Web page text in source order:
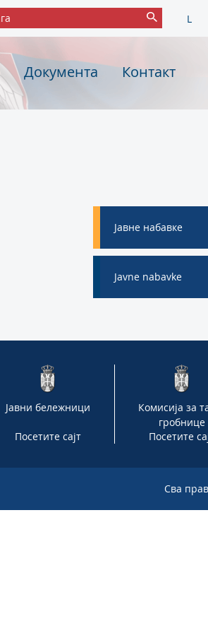
L
Документа Контакт
Јавне набавке
Javne nabavke
Јавни бележници
Посетите сајт
Комисија за
гробнице
Посетите
Сва